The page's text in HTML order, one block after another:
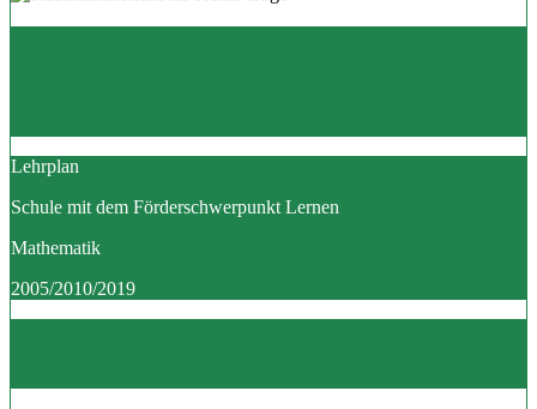
Lehrplan
Schule mit dem Förderschwerpunkt Lernen
Mathematik
2005/2010/2019